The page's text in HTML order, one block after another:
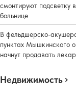
смонтируют подсветку
больнице
В фельдшерско-
пунктах Мышкинского
начнут продавать
Недвижимость